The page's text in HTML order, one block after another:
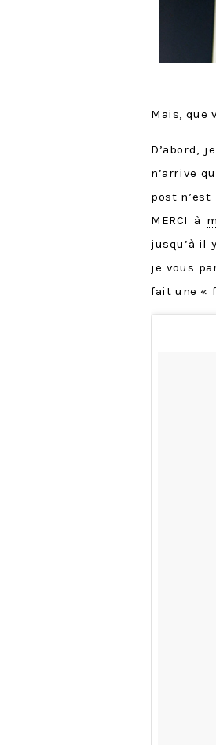
Mais, que
D’abord,
n’arrive
post
MERCI à
jusqu’à il
je vous
fait une «